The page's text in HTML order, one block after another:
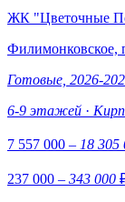
ЖК "Цветочные
Филимонковское,
Готовые, 2026-
6-9 этажей ·
7 557 000 – 18 305
237 000 – 343 000